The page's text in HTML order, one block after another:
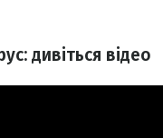
дивіться відео